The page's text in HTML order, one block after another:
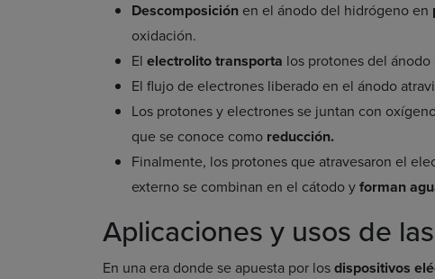
Descomposición en el ánodo del hidrógeno en
oxidación.
El electrolito transporta los protones del ánodo
El flujo de electrones liberado en el ánodo
Los protones y electrones se juntan con
que se conoce como reducción.
Finalmente, los protones que atravesaron el
externo se combinan en el cátodo yforman
Aplicaciones y usos de
En una era donde se apuesta por losdispositivos